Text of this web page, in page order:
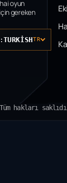
oyun
gereken
TURKISHTR
hakları